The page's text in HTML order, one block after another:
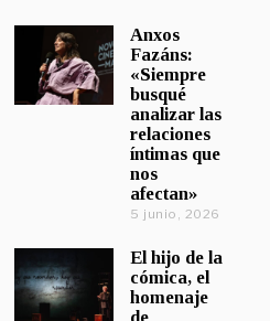
Anxos
Fazáns:
«Siempre
busqué
analizar las
relaciones
íntimas que
nos
afectan»
5 junio, 2026
El hijo de la
cómica, el
homenaje